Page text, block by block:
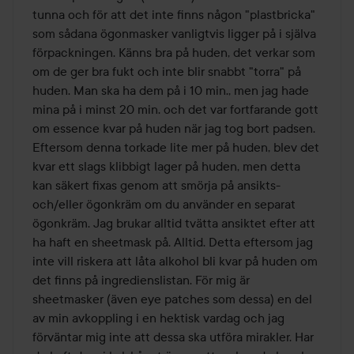
tunna och för att det inte finns någon "plastbricka"
som sådana ögonmasker vanligtvis ligger på i själva
förpackningen. Känns bra på huden, det verkar som
om de ger bra fukt och inte blir snabbt "torra" på
huden. Man ska ha dem på i 10 min., men jag hade
mina på i minst 20 min. och det var fortfarande gott
om essence kvar på huden när jag tog bort padsen.
Eftersom denna torkade lite mer på huden, blev det
kvar ett slags klibbigt lager på huden, men detta
kan säkert fixas genom att smörja på ansikts-
och/eller ögonkräm om du använder en separat
ögonkräm. Jag brukar alltid tvätta ansiktet efter att
ha haft en sheetmask på. Alltid. Detta eftersom jag
inte vill riskera att låta alkohol bli kvar på huden om
det finns på ingredienslistan. För mig är
sheetmasker (även eye patches som dessa) en del
av min avkoppling i en hektisk vardag och jag
förväntar mig inte att dessa ska utföra mirakler. Har